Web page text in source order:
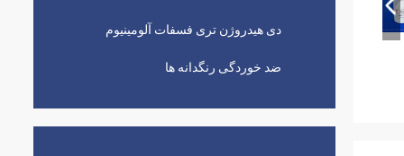
دی هیدروژن تری فسفات آلومینیوم
ضد خوردگی رنگدانه ها